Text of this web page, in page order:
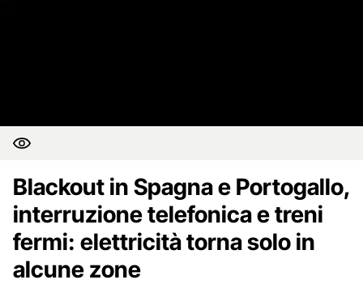
Blackout in Spagna e Portogallo,
interruzione telefonica e treni
fermi: elettricità torna solo in
alcune zone